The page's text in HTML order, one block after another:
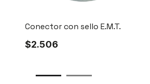
Conector con sello E.M.T.
$2.506